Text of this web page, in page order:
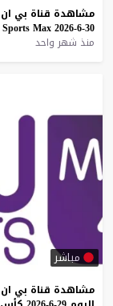
مشاهدة قناة بي ان
30-6-2026
Sports Max
منذ شهر واحد
مباشر
مشاهدة قناة بي ان